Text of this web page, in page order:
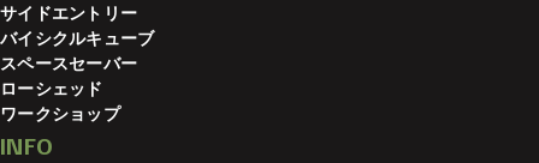
サイドエントリー
バイシクルキューブ
スペースセーバー
ローシェッド
ワークショップ
INFO